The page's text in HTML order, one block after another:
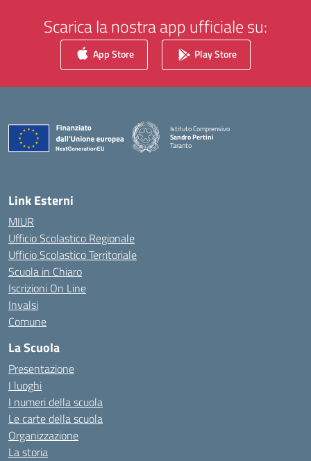
Scarica la nostra app ufficiale su:
App Store Play Store
Istituto Comprensivo
Sandro Pertini
Taranto
Link Esterni
MIUR
Ufficio Scolastico Regionale
Ufficio Scolastico Territoriale
Scuola in Chiaro
Iscrizioni On Line
Invalsi
Comune
La Scuola
Presentazione
I luoghi
I numeri della scuola
Le carte della scuola
Organizzazione
La storia